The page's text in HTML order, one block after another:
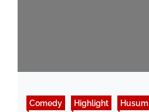
Comedy Highlight Husum